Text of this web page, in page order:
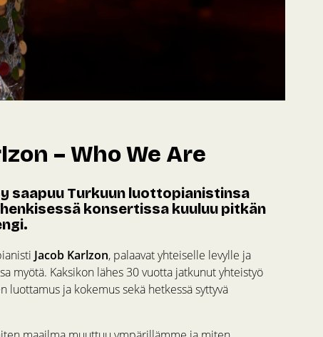
– Who We Are
saapuu Turkuun luottopianistinsa
konsertissa kuuluu pitkän
Jacob Karlzon, palaavat yhteiselle levylle ja
myötä. Kaksikon lähes 30 vuotta jatkunut yhteistyö
luottamus ja kokemus sekä hetkessä syttyvä